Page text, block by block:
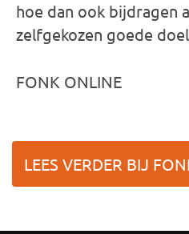
hoe dan ook bijdragen
zelfgekozen goede
FONK ONLINE
LEES VERDER BIJ